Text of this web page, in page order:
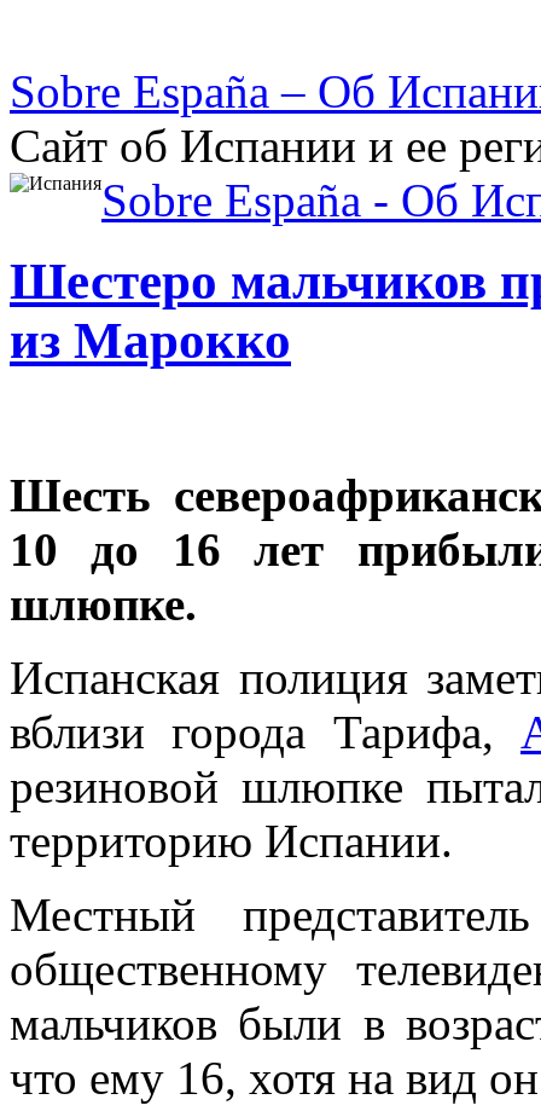
Sobre España – Об
Сайт об Испании и ее
Sobre España - Об
Шестеро мальчиков
из Марокко
Шесть
10 до 16 лет
шлюпке.
Испанская полиция
вблизи города Тарифа,
резиновой шлюпке
территорию Испании.
Местный
общественному
мальчиков были в
что ему 16, хотя на вид